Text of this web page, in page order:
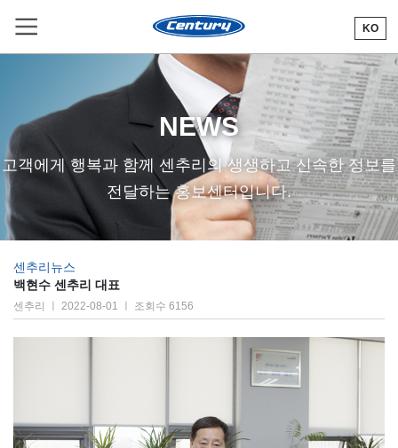
KO
NEWS
고객에게 행복과 함께 센추리의 생생하고 신속한 정보를
전달하는 홍보센터입니다.
센추리뉴스
백현수 센추리 대표
센추리 ㅣ 2022-08-01 ㅣ 조회수 6156